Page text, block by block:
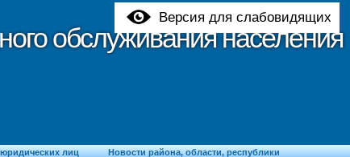
Версия для слабовидящих
обслуживания населения
обслуживания населения
лиц
Новости района, области, республики